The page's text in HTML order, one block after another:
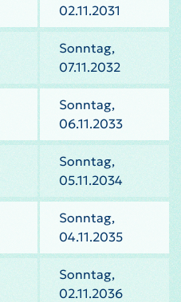
02.11.2031
Sonntag,
07.11.2032
Sonntag,
06.11.2033
Sonntag,
05.11.2034
Sonntag,
04.11.2035
Sonntag,
02.11.2036